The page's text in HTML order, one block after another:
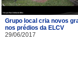
Grupo local cria novos
nos prédios da ELCV
29/06/2017